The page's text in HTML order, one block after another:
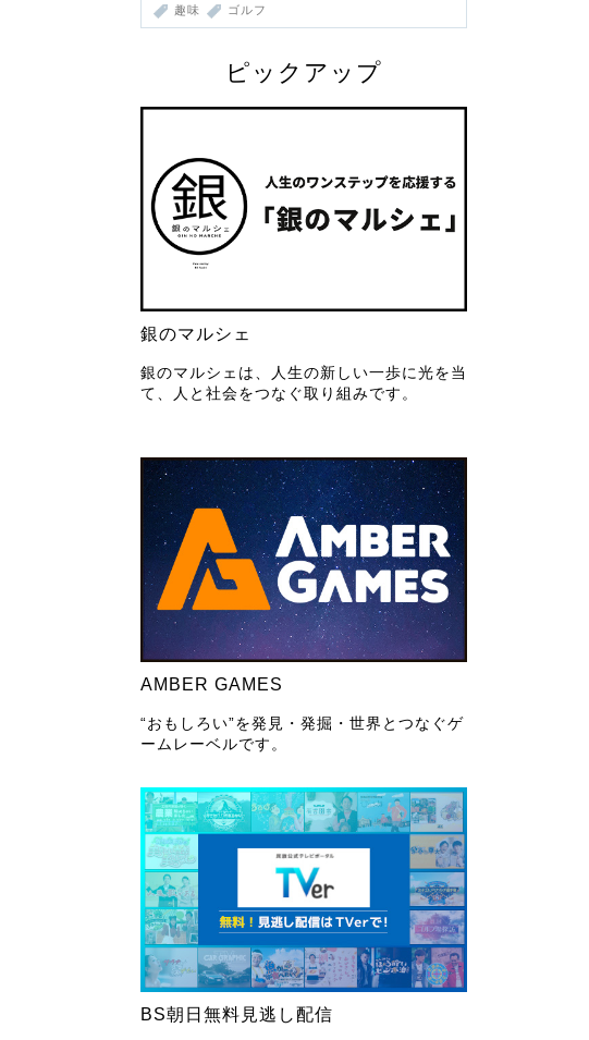
趣味 ゴルフ
ピックアップ
銀のマルシェ
銀のマルシェは、人生の新しい一歩に光を当
て、人と社会をつなぐ取り組みです。
AMBER GAMES
“おもしろい”を発見・発掘・世界とつなぐゲ
ームレーベルです。
BS朝日無料見逃し配信